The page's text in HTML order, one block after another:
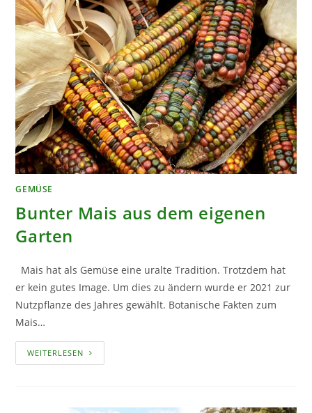
GEMÜSE
Bunter Mais aus dem eigenen
Garten
Mais hat als Gemüse eine uralte Tradition. Trotzdem hat
er kein gutes Image. Um dies zu ändern wurde er 2021 zur
Nutzpflanze des Jahres gewählt. Botanische Fakten zum
Mais…
WEITERLESEN BUNTER
MAIS